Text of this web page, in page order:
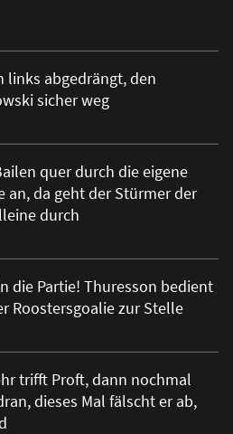
links abgedrängt, den
sicher weg
quer durch die eigene
an, da geht der Stürmer der
durch
die Partie! Thuresson bedient
Roostersgoalie zur Stelle
trifft Proft, dann nochmal
dieses Mal fälscht er ab,